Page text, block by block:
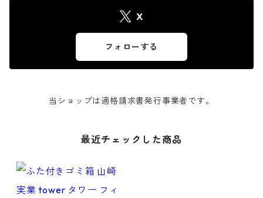
X
フォローする
当ショップは適格請求書発行事業者です。
最近チェックした商品